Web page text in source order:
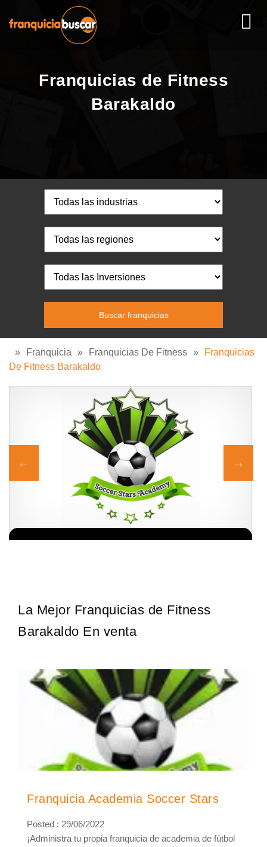
Franquicias de Fitness
Barakaldo
» Franquicia » Franquicias De Fitness »
Franquicias
De Fitness Barakaldo
La Mejor Franquicias de Fitness
Barakaldo En venta
Franquicia Academia Soccer Stars
Posted : 29/06/2022
¡Administra tu propia franquicia de academia de fútbol